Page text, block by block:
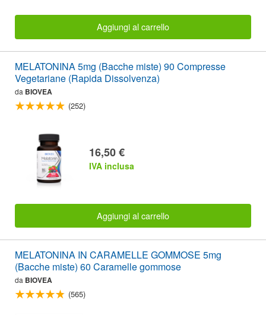
Aggiungi al carrello
MELATONINA 5mg (Bacche miste) 90 Compresse
Vegetariane (Rapida Dissolvenza)
da BIOVEA
(252)
16,50 €
IVA inclusa
Aggiungi al carrello
MELATONINA IN CARAMELLE GOMMOSE 5mg
(Bacche miste) 60 Caramelle gommose
da BIOVEA
(565)